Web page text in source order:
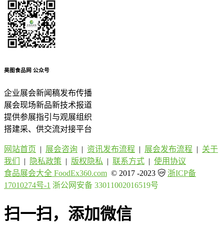
昊图食品网 公众号
企业展会新闻稿发布传播
展会现场新品新技术报道
提供参展指引与观展组织
搭建采、供交流对接平台
网站首页 | 展会咨询 | 资讯发布流程 | 展会发布流程 | 关于
我们
| 隐私政策 | 版权隐私 | 联系方式 | 使用协议
食品展会大全 FoodEx360.com © 2017 -2023
浙ICP备
17010274号-1 浙公网安备 33011002016519号
扫一扫，添加微信